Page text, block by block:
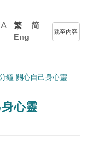
A 繁
简
Eng
跳至內容
鐘 關心自己身心靈
心靈